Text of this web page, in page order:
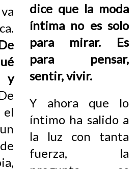
y
dice que la moda
íntima no es solo
para mirar. Es
para pensar,
sentir, vivir.
Y ahora que lo
íntimo ha salido a
la luz con tanta
fuerza, la